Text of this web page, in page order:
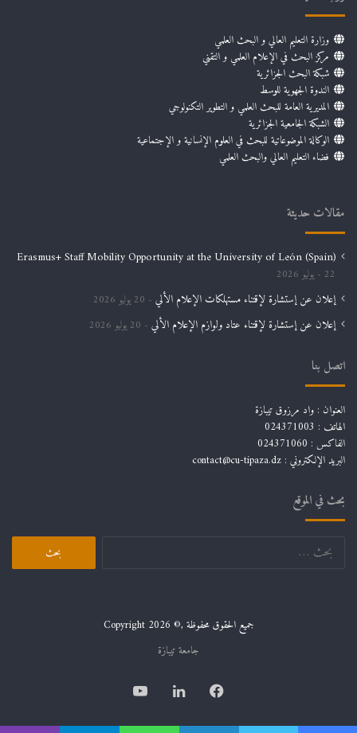
وزارة التعليم العالي و البحث العلمي
مركز البحث في الإعلام العلمي و التقني
شبكة البحث الجزائرية
الندوة الجهوية للوسط
المديرية العامة للبحث العلمي و التطوير التكنولوجي
الشبكة الجامعية الجزائرية
الوكالة الموضوعاتية للبحث في العلوم الإنسانية و الإجتماعية
فضاء التعليم العالي والبحث العلمي
مقالات حديثة
Erasmus+ Staff Mobility Opportunity at the University of León (Spain)
22 يوليو 2026
إعلان عن إستشارة لإقتناء مستهلكات الإعلام الألي 20 يوليو 2026
إعلان عن إستشارة لإقتناء عتاد ولوازم الإعلام الألي 20 يوليو 2026
اتصل بنا
العنوان : واد مرزوق تيبازة
الهاتف : 024371003
الفاكس : 024371060
البريد الإلكتروني : contact@cu-tipaza.dz
بحث في الموقع
جميع الحقوق محفوظة ,© Copyright 2026
جامعة تيبازة